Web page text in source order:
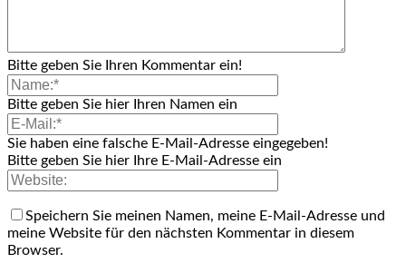
Bitte geben Sie Ihren Kommentar ein!
Bitte geben Sie hier Ihren Namen ein
Sie haben eine falsche E-Mail-Adresse eingegeben!
Bitte geben Sie hier Ihre E-Mail-Adresse ein
Speichern Sie meinen Namen, meine E-Mail-Adresse und
meine Website für den nächsten Kommentar in diesem
Browser.